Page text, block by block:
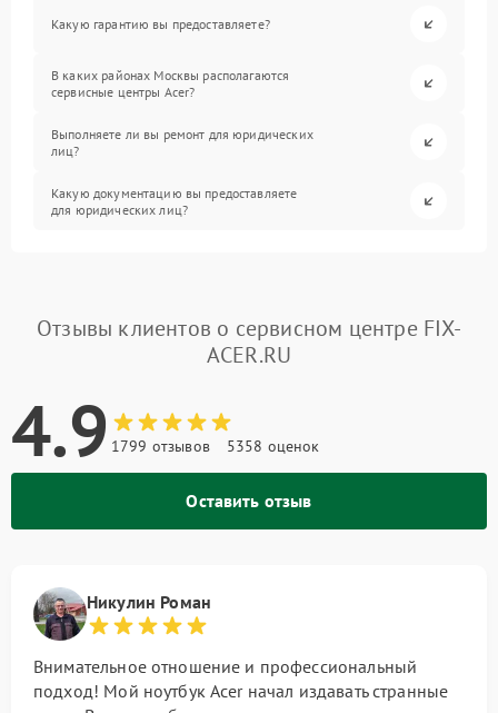
Какую гарантию вы предоставляете?
В каких районах Москвы располагаются
сервисные центры Acer?
Выполняете ли вы ремонт для юридических
лиц?
Какую документацию вы предоставляете
для юридических лиц?
Отзывы клиентов о сервисном центре FIX-
ACER.RU
4.9 1799 отзывов 5358 оценок
Оставить отзыв
Никулин Роман
Внимательное отношение и профессиональный
подход! Мой ноутбук Acer начал издавать странные